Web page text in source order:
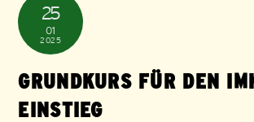
25
01
2025
GRUNDKURS FÜR DEN
EINSTIEG